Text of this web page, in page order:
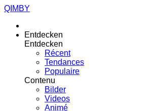
QIMBY
Entdecken
Entdecken
Récent
Tendances
Populaire
Contenu
Bilder
Videos
Animé